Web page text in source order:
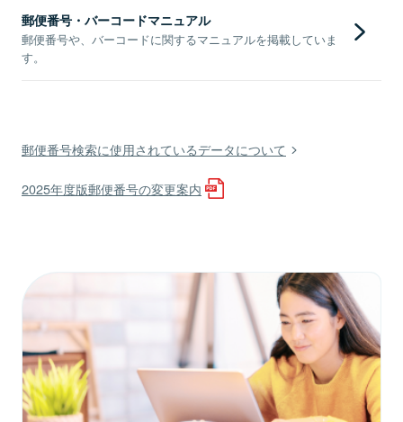
郵便番号・バーコードマニュアル
郵便番号や、バーコードに関するマニュアルを掲載していま
す。
郵便番号検索に使用されているデータについて
2025年度版郵便番号の変更案内